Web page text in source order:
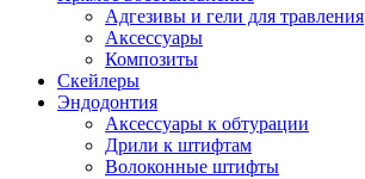
Адгезивы и гели для травления
Аксессуары
Композиты
Скейлеры
Эндодонтия
Аксессуары к обтурации
Дрили к штифтам
Волоконные штифты